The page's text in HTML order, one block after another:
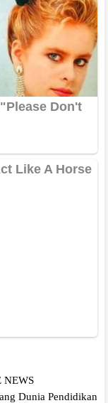
NEWS
Dunia Pendidikan